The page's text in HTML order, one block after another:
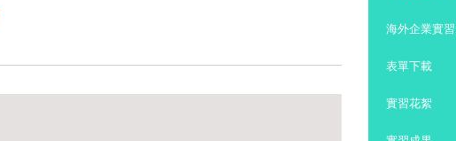
海外企業實習
表單下載
實習花絮